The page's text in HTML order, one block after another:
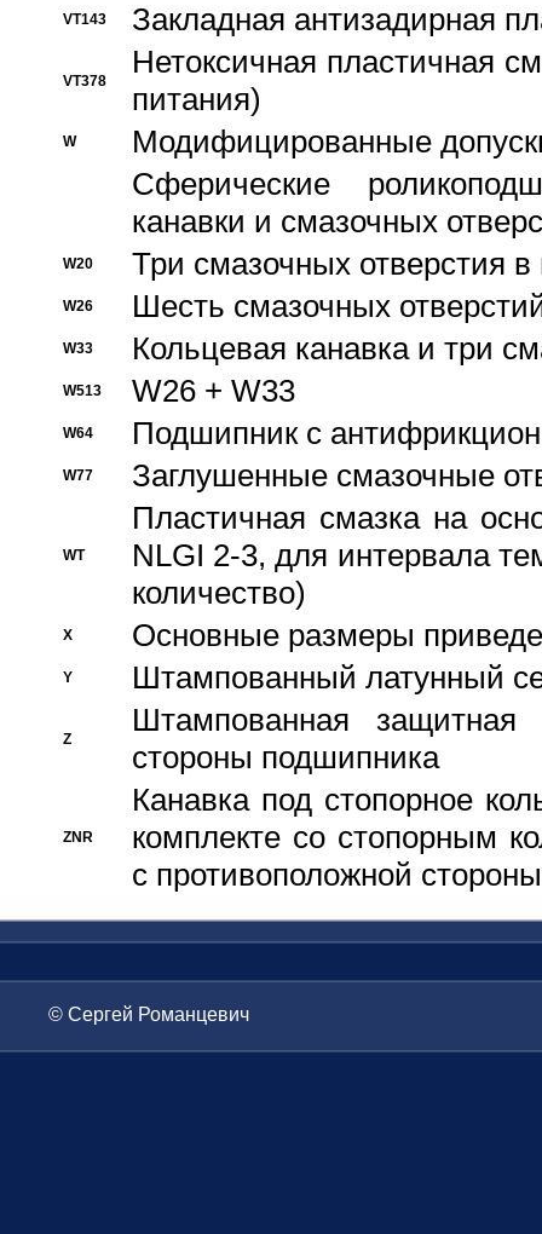
VT143 Закладная антизадирная
VT378
Нетоксичная пластичная
питания)
W
Модифицированные
Сферические
канавки и смазочных
W20 Три смазочных отверстия
W26 Шесть смазочных
W33 Кольцевая канавка и три
W513 W26 + W33
W64 Подшипник с
W77 Заглушенные смазочные
WT
Пластичная смазка на
NLGI 2-3, для интервала
количество)
X Основные размеры
Y Штампованный латунный
Z
Штампованная
стороны подшипника
ZNR
Канавка под стопорное
комплекте со стопорным
с противоположной стороны
© Сергей Романцевич